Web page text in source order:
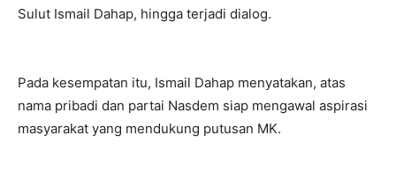
Sulut Ismail Dahap, hingga terjadi dialog.
Pada kesempatan itu, Ismail Dahap menyatakan, atas
nama pribadi dan partai Nasdem siap mengawal aspirasi
masyarakat yang mendukung putusan MK.